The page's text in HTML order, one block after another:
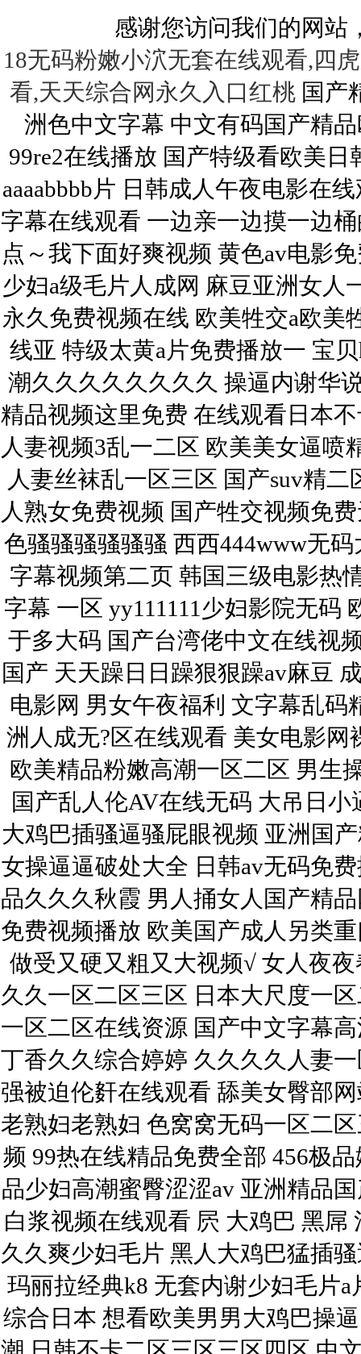
感谢您访问我们的网站
18无码粉嫩小泬无套在线观看,四
看,天天综合网永久入口红桃 国产精品水嫩水嫩 亚洲夫妻性生活拍拍视频 亚洲色中文字幕 中文有码国产精品欧美激情 逼痒痒国产美女各种抠插 久久99re2在线播放 国产特级看欧美日韩中文 亚洲天堂色吧一区二区三区 欧美性aaaabbbb片 日韩成人午夜电影在线观看 婷婷这里有精品福利视频 色吊丝中文字幕在线观看 一边亲一边摸一边桶的动态图 日产精品久久久久久久蜜臀 深一点～我下面好爽视频 黄色av电影免费在线观看 射你逼里好不好视频导航 免费少妇a级毛片人成网 麻豆亚洲女人一区二区三区 cao死你国产在线观看 算你色永久免费视频在线 欧美牲交a欧美牲交aⅤ 人与兽黄色视频 亚洲AV无码专区在线亚 特级太黄a片免费播放一 宝贝h调教1v1h 波多野百合在线播放一区 性髙潮久久久久久久久久 操逼内谢华说版免费观看 女人黄色逼视频网站免费 99r精品视频这里免费 在线观看日本不卡一区二区 美女被大屌操淫调教视频 久久人妻视频3乱一二区 欧美美女逼喷精液的视频 97精品人人a片免费看 中文字幕人妻丝袜乱一区三区 国产suv精二区69 女人舔男人鸡巴黄色网站 国产高清成人熟女免费视频 国产牲交视频免费无遮挡 被玩环了外高冷老师动漫 亚洲第一色骚骚骚骚骚骚 西西444www无码大胆 欧美亚洲综合视频在线观看 乱码中文字幕视频第二页 韩国三级电影热情的邻居 亚洲日韩精品无码专区 亚洲 中文 字幕 一区 yy111111少妇影院无码 欧洲女人与公拘交的视频 成人衣服7码相当于多大码 国产台湾佬中文在线视频 3d动画h污在线看蒂法 久久se精品区二区国产 天天躁日日躁狠狠躁av麻豆 成人你懂的在线免费观看 秋霞日韩久久理论电影网 男女午夜福利 文字幕乱码精品久久久久 色婷婷在线视频免费播放 亚洲人成无?区在线观看 美女电影网裸乳操操操操 搡老女人老熟妇aaa户外直播 欧美精品粉嫩高潮一区二区 男生操女生白虎真人视频 japanesehd熟女熟妇伦 国产乱人伦AV在线无码 大吊日小逼免费黄色电影 99久久精品美女高潮喷水 大鸡巴插骚逼骚屁眼视频 亚洲国产精品无码 日韩人妖精品一区二区av 欧美美女操逼逼破处大全 日韩av无码免费播放 男女猛烈无遮挡午夜视频 亚洲国产精品久久久秋霞 男人捅女人国产精品网址 啊啊啊别插进去啊啊视频 肛交老太太免费视频播放 欧美国产成人另类重口精品 18无码粉嫩小泬无套在线观看 野外做受又硬又粗又大视频√ 女人夜夜春高潮爽A∨片 用力舔,爽歪歪 狠狠色婷婷久久一区二区三区 日本大尺度一区二区三区 色婷婷精品久久久久久久 北岛